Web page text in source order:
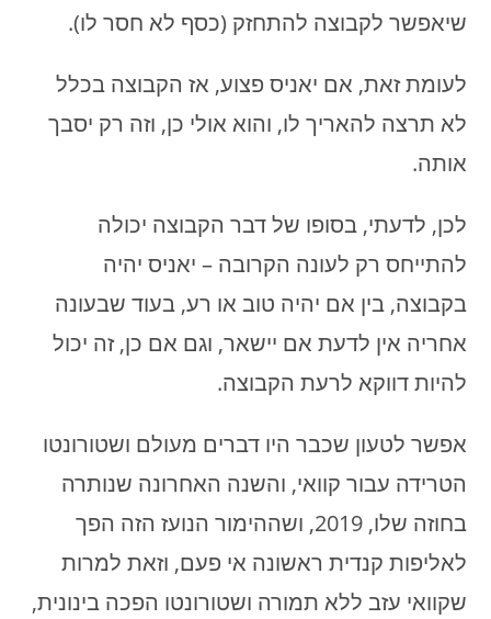
שיאפשר לקבוצה להתחזק (כסף לא חסר לו).
לעומת זאת, אם יאניס פצוע, אז הקבוצה בכלל
לא תרצה להאריך לו, והוא אולי כן, וזה רק יסבך
אותה.
לכן, לדעתי, בסופו של דבר הקבוצה יכולה
להתייחס רק לעונה הקרובה – יאניס יהיה
בקבוצה, בין אם יהיה טוב או רע, בעוד שבעונה
אחריה אין לדעת אם יישאר, וגם אם כן, זה יכול
להיות דווקא לרעת הקבוצה.
אפשר לטעון שכבר היו דברים מעולם ושטורונטו
הטרידה עבור קוואי, והשנה האחרונה שנותרה
בחוזה שלו, 2019, ושההימור הנועז הזה הפך
לאליפות קנדית ראשונה אי פעם, וזאת למרות
שקוואי עזב ללא תמורה ושטורונטו הפכה בינונית,